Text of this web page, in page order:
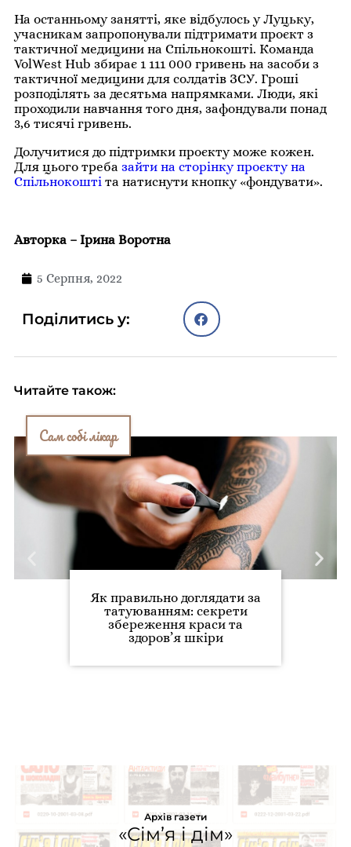
На останньому занятті, яке відбулось у Луцьку,
учасникам запропонували підтримати проєкт з
тактичної медицини на Спільнокошті. Команда
VolWest Hub збирає 1 111 000 гривень на засоби з
тактичної медицини для солдатів ЗСУ. Гроші
розподілять за десятьма напрямками. Люди, які
проходили навчання того дня, зафондували понад
3,6 тисячі гривень.
Долучитися до підтримки проєкту може кожен.
Для цього треба зайти на сторінку проєкту на
Спільнокошті та натиснути кнопку «фондувати».
Авторка – Ірина Воротна
5 Серпня, 2022
Поділитись у:
Читайте також:
Сам собі лікар
Як правильно доглядати за
татуюванням: секрети
збереження краси та
здоров’я шкіри
Архів газети
«Сім’я і дім»